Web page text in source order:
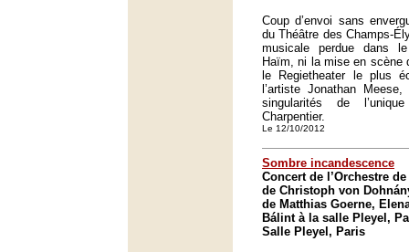
Coup d’envoi sans
du Théâtre des Champs-
musicale perdue dans le
Haïm, ni la mise en scène
le Regietheater le plus
l’artiste Jonathan
singularités de
Charpentier.
Le 12/10/2012
Sombre incandescence
Concert de l’Orchestre
de Christoph von
de Matthias Goerne,
Bálint à la salle Pleyel,
Salle Pleyel, Paris